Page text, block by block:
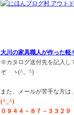
大川の家具職人が作った軽
※カタログ送付先を記入し
ぞ ヽ(^。^)
また、メールが苦手な方
(^_^)
０９４４－８７－３３２